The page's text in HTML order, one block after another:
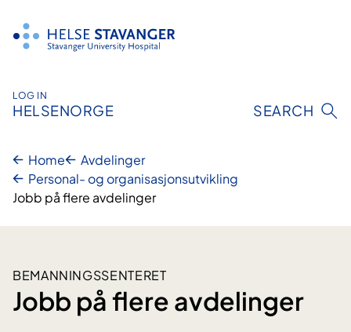
innhold
LOG IN
HELSENORGE SEARCH
Home
Avdelinger
Personal- og organisasjonsutvikling
Jobb på flere avdelinger
BEMANNINGSSENTERET
Jobb på flere avdelinger